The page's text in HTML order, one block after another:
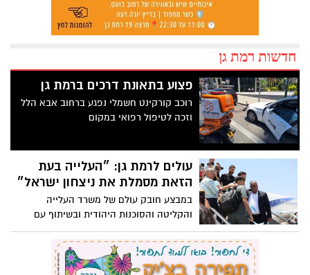
חדשות רמת גן
פצוע בתאונת דרכים ברמת גן
רוכב קורקינט חשמלי נפגע ברחוב אבא הלל
וזכה לטיפול רפואי במקום
עולים לרמת גן: ״העלייה בעת
הזאת מסמלת את ניצחון ישראל״
במבצע חובק עולם של משרד העלייה
והקליטה והסוכנות היהודית ובשיתוף עם
הקרן לידידות, כ-110 עולים חדשים עלו
לישראל למרות המצב הביטחוני. חלקם יגיע
לרמת גן